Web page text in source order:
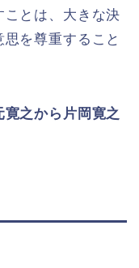
とは、大きな決
を尊重すること
之から片岡寛之